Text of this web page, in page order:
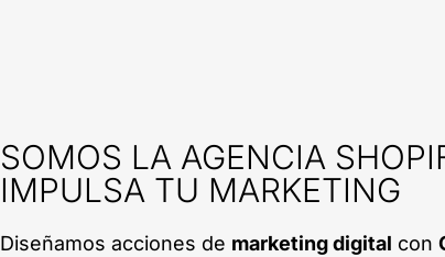
SOMOS LA AGENCIA
IMPULSA TU MARKETING
Diseñamos acciones de marketing digital con